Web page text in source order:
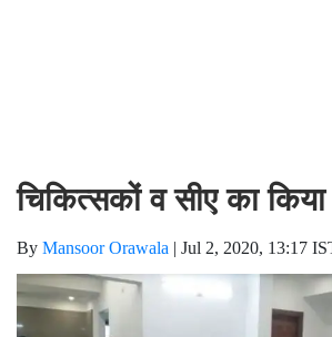
चिकित्सकों व सीए का किया
By Mansoor Orawala | Jul 2, 2020, 13:17